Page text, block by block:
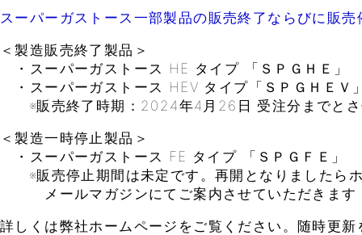
スーパーガストース一部製品の販売終了ならびに販
＜製造販売終了製品＞
・スーパーガストース HE タイプ 「ＳＰＧＨＥ」
・スーパーガストース HEV タイプ「ＳＰＧＨＥＶ
※販売終了時期：2024年4月26日 受注分までとさ
＜製造一時停止製品＞
・スーパーガストース FE タイプ 「ＳＰＧＦＥ」
※販売停止期間は未定です。再開となりましたら
メールマガジンにてご案内させていただきます
詳しくは弊社ホームページをご覧ください。随時更